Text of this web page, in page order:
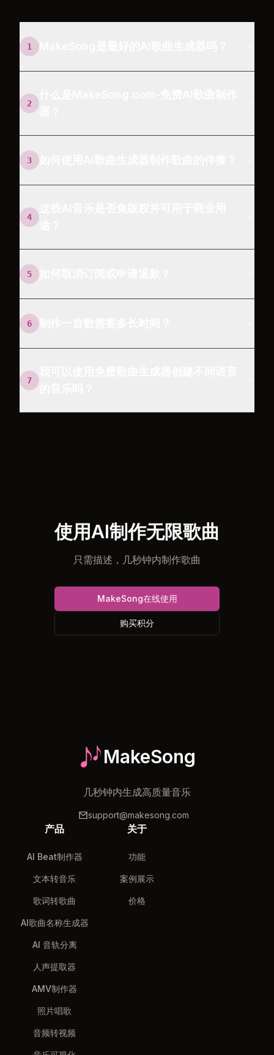
1
2
3
4
5
6
7
使用AI制作无限歌曲
只需描述，几秒钟内制作歌曲
MakeSong在线使用
购买积分
MakeSong
几秒钟内生成高质量音乐
support@makesong.com
产品
AI Beat制作器
文本转音乐
歌词转歌曲
AI歌曲名称生成器
AI 音轨分离
人声提取器
AMV制作器
照片唱歌
音频转视频
关于
功能
案例展示
价格